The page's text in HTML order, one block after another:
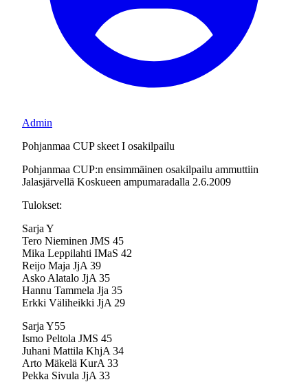
Admin
Pohjanmaa CUP skeet I osakilpailu
Pohjanmaa CUP:n ensimmäinen osakilpailu ammuttiin
Jalasjärvellä Koskueen ampumaradalla 2.6.2009
Tulokset:
Sarja Y
Tero Nieminen JMS 45
Mika Leppilahti IMaS 42
Reijo Maja JjA 39
Asko Alatalo JjA 35
Hannu Tammela Jja 35
Erkki Väliheikki JjA 29
Sarja Y55
Ismo Peltola JMS 45
Juhani Mattila KhjA 34
Arto Mäkelä KurA 33
Pekka Sivula JjA 33